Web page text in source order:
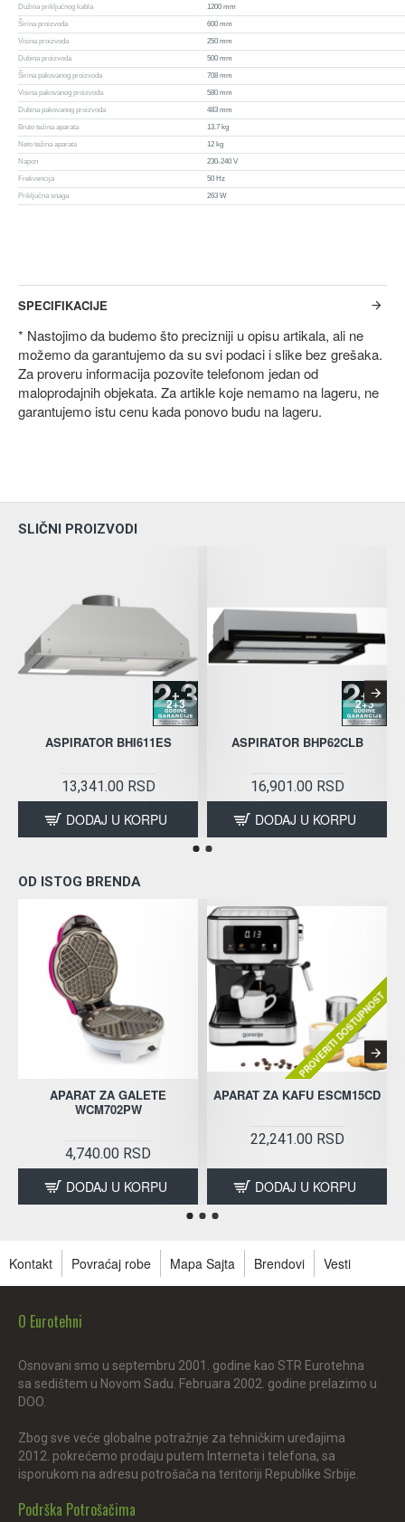
Dužina priključnog kabla 1200 mm
Širina proizvoda 600 mm
Visina proizvoda 250 mm
Dubina proizvoda 500 mm
Širina pakovanog proizvoda 708 mm
Visina pakovanog proizvoda 580 mm
Dubina pakovanog proizvoda 483 mm
Bruto težina aparata 13.7 kg
Neto težina aparata 12 kg
Napon 230-240 V
Frekvencija 50 Hz
Priključna snaga 263 W
SPECIFIKACIJE
* Nastojimo da budemo što precizniji u opisu artikala, ali ne
možemo da garantujemo da su svi podaci i slike bez grešaka.
Za proveru informacija pozovite telefonom jedan od
maloprodajnih objekata. Za artikle koje nemamo na lageru, ne
garantujemo istu cenu kada ponovo budu na lageru.
SLIČNI PROIZVODI
2+3
ASPIRATOR BHI611ES
13,341.00 RSD
DODAJ U KORPU
2+3
ASPIRATOR BHP62CLB
16,901.00 RSD
DODAJ U KORPU
OD ISTOG BRENDA
APARAT ZA GALETE
WCM702PW
4,740.00 RSD
DODAJ U KORPU
PROVERITI DOSTUPNOST
APARAT ZA KAFU ESCM15CD
22,241.00 RSD
DODAJ U KORPU
Kontakt Povraćaj robe Mapa Sajta Brendovi Vesti
O Eurotehni
Osnovani smo u septembru 2001. godine kao STR Eurotehna
sa sedištem u Novom Sadu. Februara 2002. godine prelazimo u
DOO.
Zbog sve veće globalne potražnje za tehničkim uređajima
2012. pokrećemo prodaju putem Interneta i telefona, sa
isporukom na adresu potrošača na teritoriji Republike Srbije.
Podrška Potrošačima